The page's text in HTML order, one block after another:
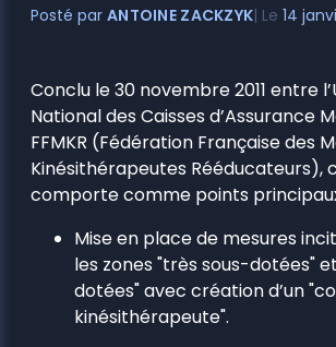
ANTOINE ZACKZYK 14
Conclu le 30 novembre 2011 entre
National des Caisses d’Assurance
FFMKR (Fédération Française des
Kinésithérapeutes Rééducateurs),
comporte comme points
Mise en place de mesures
les zones "très sous-dotées"
dotées" avec création d’un
kinésithérapeute".